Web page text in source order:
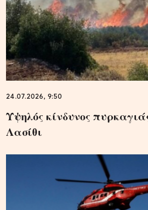
24.07.2026, 9:50
Υψηλός κίνδυνος
Λασίθι